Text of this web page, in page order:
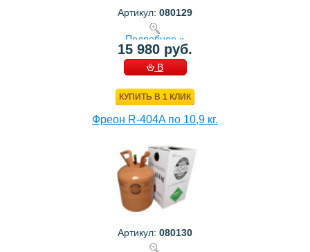
Артикул: 080129
Подробнее »
15 980 руб.
В
КУПИТЬ В 1 КЛИК
Фреон R-404A по 10,9 кг.
Артикул: 080130